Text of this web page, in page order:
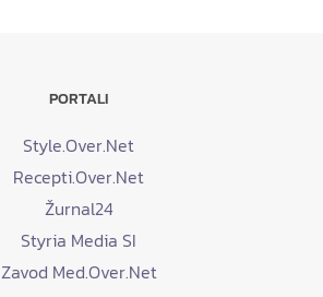
PORTALI
Style.Over.Net
Recepti.Over.Net
Žurnal24
Styria Media SI
Zavod Med.Over.Net